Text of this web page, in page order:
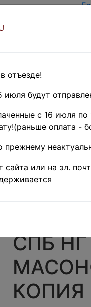
Главная»
»Монеты»
Россия до 1917
г.»Копии и
подделки»
СПБ НГ
КОПИЯ
отъезде!
будут
с 16 июля по
оплата -
прежнему
сайта или на эл.